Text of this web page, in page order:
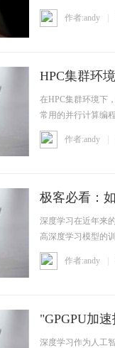
行多 ...
作者:andy
HPC集群环
在HPC集群环境下
常用的并行计算编
资 ...
作者:andy
极客必看：
深度学习在近年来
高深度学习模型的
算能力 ...
作者:andy
"GPGPU加
深度学习作为人工